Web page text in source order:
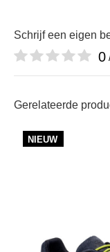
Schrijf een eigen
0
Gerelateerde
NIEUW